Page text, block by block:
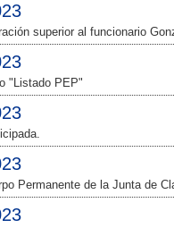
superior al funcionario
"Listado PEP"
Permanente de la Junta de